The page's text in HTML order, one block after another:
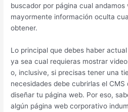
buscador por página cual
mayormente información oculta
obtener.
Lo principal que debes haber
ya sea cual requieras mostrar
o, inclusive, si precisas tener una
necesidades debe cubrirlas el
diseñar tu página web. Por eso,
algún página web corporativo